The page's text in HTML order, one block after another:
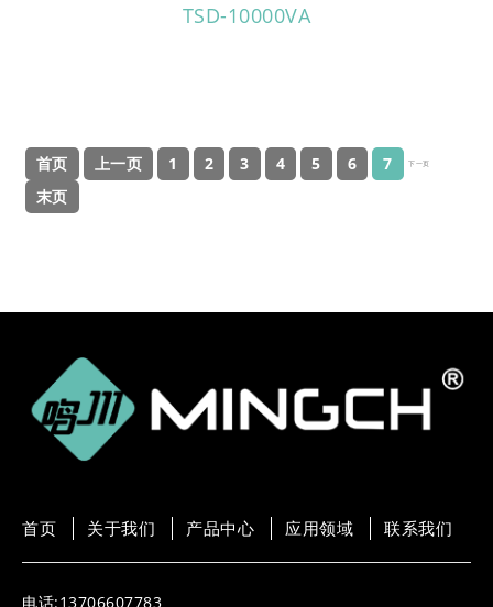
TSD-10000VA
首页 上一页 1 2 3 4 5 6 7 下一页
末页
首页 关于我们 产品中心 应用领域 联系我们
电话:13706607783